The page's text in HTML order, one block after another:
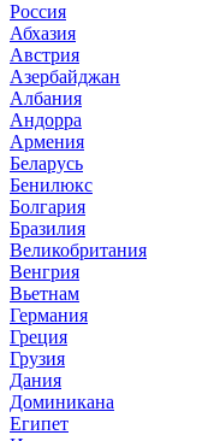
Россия
Абхазия
Австрия
Азербайджан
Албания
Андорра
Армения
Беларусь
Бенилюкс
Болгария
Бразилия
Великобритания
Венгрия
Вьетнам
Германия
Греция
Грузия
Дания
Доминикана
Египет